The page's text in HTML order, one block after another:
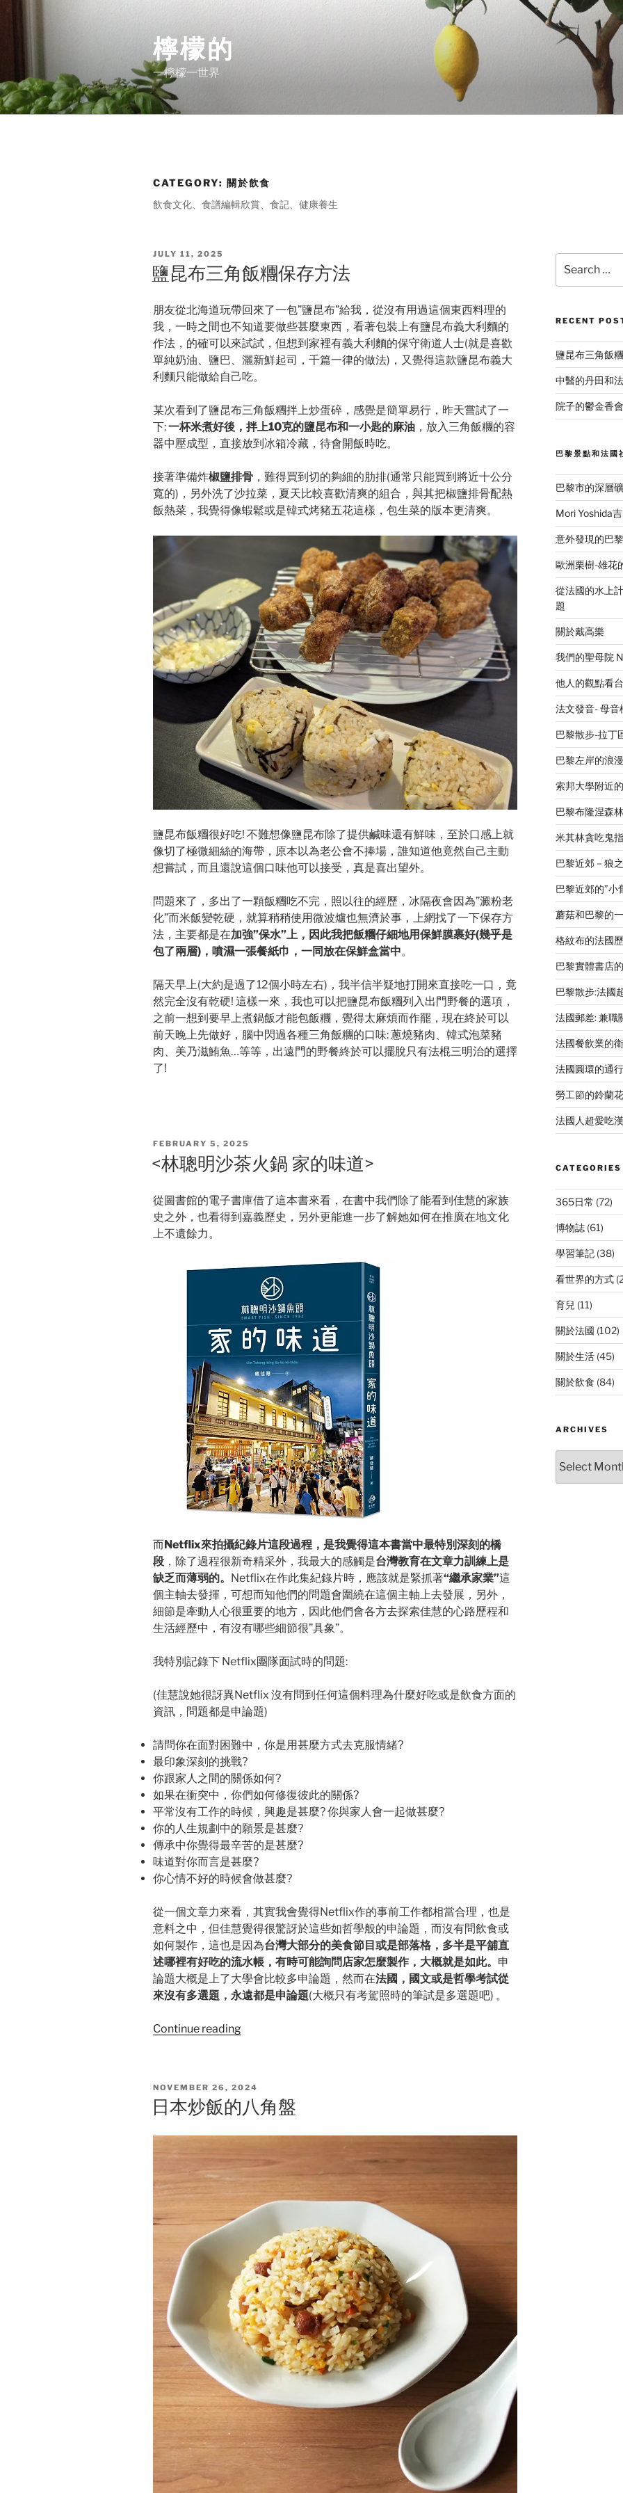
檸檬的
一檸檬一世界
CATEGORY: 關於飲食
飲食文化、食譜編輯欣賞、食記、健康養生
POSTED
ON
JULY 11, 2025
鹽昆布三角飯糰保存方法
朋友從北海道玩帶回來了一包”鹽昆布”給我，從沒有用過這個東西料理的
我，一時之間也不知道要做些甚麼東西，看著包裝上有鹽昆布義大利麵的
作法，的確可以來試試，但想到家裡有義大利麵的保守衛道人士(就是喜歡
單純奶油、鹽巴、灑新鮮起司，千篇一律的做法)，又覺得這款鹽昆布義大
利麵只能做給自己吃。
某次看到了鹽昆布三角飯糰拌上炒蛋碎，感覺是簡單易行，昨天嘗試了一
下:一杯米煮好後，拌上10克的鹽昆布和一小匙的麻油 ，放入三角飯糰的容
器中壓成型，直接放到冰箱冷藏，待會開飯時吃。
接著準備炸椒鹽排骨 ，難得買到切的夠細的肋排(通常只能買到將近十公分
寬的)，另外洗了沙拉菜，夏天比較喜歡清爽的組合，與其把椒鹽排骨配熱
飯熱菜，我覺得像蝦鬆或是韓式烤豬五花這樣，包生菜的版本更清爽。
鹽昆布飯糰很好吃! 不難想像鹽昆布除了提供鹹味還有鮮味，至於口感上就
像切了極微細絲的海帶，原本以為老公會不捧場，誰知道他竟然自己主動
想嘗試，而且還說這個口味他可以接受，真是喜出望外。
問題來了，多出了一顆飯糰吃不完，照以往的經歷，冰隔夜會因為”澱粉老
化”而米飯變乾硬，就算稍稍使用微波爐也無濟於事，上網找了一下保存方
法，主要都是在加強”保水”上，因此我把飯糰仔細地用保鮮膜裹好(幾乎是
包了兩層)，噴濕一張餐紙巾，一同放在保鮮盒當中。
隔天早上(大約是過了12個小時左右)，我半信半疑地打開來直接吃一口，竟
然完全沒有乾硬! 這樣一來，我也可以把鹽昆布飯糰列入出門野餐的選項，
之前一想到要早上煮鍋飯才能包飯糰，覺得太麻煩而作罷，現在終於可以
前天晚上先做好，腦中閃過各種三角飯糰的口味: 蔥燒豬肉、韓式泡菜豬
肉、美乃滋鮪魚…等等，出遠門的野餐終於可以擺脫只有法棍三明治的選擇
了!
POSTED
ON
FEBRUARY 5, 2025
<林聰明沙茶火鍋 家的味道>
從圖書館的電子書庫借了這本書來看，在書中我們除了能看到佳慧的家族
史之外，也看得到嘉義歷史，另外更能進一步了解她如何在推廣在地文化
上不遺餘力。
而Netflix來拍攝紀錄片這段過程，是我覺得這本書當中最特別深刻的橋
段 ，除了過程很新奇精采外，我最大的感觸是台灣教育在文章力訓練上是
缺乏而薄弱的。 Netflix在作此集紀錄片時，應該就是緊抓著“繼承家業”這
個主軸去發揮，可想而知他們的問題會圍繞在這個主軸上去發展，另外，
細節是牽動人心很重要的地方，因此他們會各方去探索佳慧的心路歷程和
生活經歷中，有沒有哪些細節很”具象”。
我特別記錄下 Netflix團隊面試時的問題:
(佳慧說她很訝異Netflix 沒有問到任何這個料理為什麼好吃或是飲食方面的
資訊，問題都是申論題)
請問你在面對困難中，你是用甚麼方式去克服情緒?
最印象深刻的挑戰?
你跟家人之間的關係如何?
如果在衝突中，你們如何修復彼此的關係?
平常沒有工作的時候，興趣是甚麼? 你與家人會一起做甚麼?
你的人生規劃中的願景是甚麼?
傳承中你覺得最辛苦的是甚麼?
味道對你而言是甚麼?
你心情不好的時候會做甚麼?
從一個文章力來看，其實我會覺得Netflix作的事前工作都相當合理，也是
意料之中，但佳慧覺得很驚訝於這些如哲學般的申論題，而沒有問飲食或
如何製作，這也是因為台灣大部分的美食節目或是部落格，多半是平舖直
述哪裡有好吃的流水帳，有時可能詢問店家怎麼製作，大概就是如此。 申
論題大概是上了大學會比較多申論題，然而在法國，國文或是哲學考試從
來沒有多選題，永遠都是申論題(大概只有考駕照時的筆試是多選題吧) 。
Continue reading“<
沙
茶
家
的
味
道
POSTED
ON
NOVEMBER 26, 2024
日本炒飯的八角盤
for:
RECENT
鹽昆布三角飯
中醫的丹田和
院子的鬱金香
巴黎景點和法國
巴黎市的深層
Mori Yoshida
意外發現的巴
歐洲栗樹-雄花
從法國的水上
題
關於戴高樂
我們的聖母院
他人的觀點看
法文發音- 母音
巴黎散步-拉丁
巴黎左岸的浪
索邦大學附近
巴黎布隆涅森
米其林貪吃鬼
巴黎近郊－狼
巴黎近郊的”小
蘑菇和巴黎的
格紋布的法國
巴黎實體書店
巴黎散步:法國
法國郵差: 兼職
法國餐飲業的
法國圓環的通
勞工節的鈴蘭
法國人超愛吃
CATEGORIES
365日常 (72)
博物誌(61)
學習筆記(38)
看世界的方式
育兒 (11)
關於法國 (102)
關於生活(45)
關於飲食 (84)
ARCHIVES